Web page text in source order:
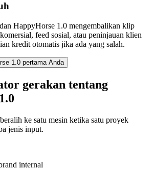
HappyHorse 1.0 mengembalikan klip
feed sosial, atau peninjauan klien
kredit otomatis jika ada yang salah.
1.0 pertama Anda
gerakan tentang
ke satu mesin ketika satu proyek
jenis input.
internal